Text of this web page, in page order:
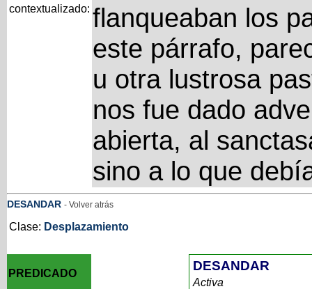
contextualizado: flanqueaban los
este párrafo,
u otra lustrosa
nos fue dado
abierta, al
sino a lo que
DESANDAR - Volver atrás
Clase: Desplazamiento
PREDICADO
DESANDAR
Activa